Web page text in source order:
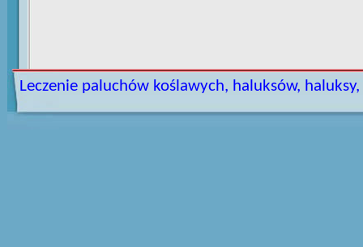
Leczenie paluchów koślawych, haluksów,